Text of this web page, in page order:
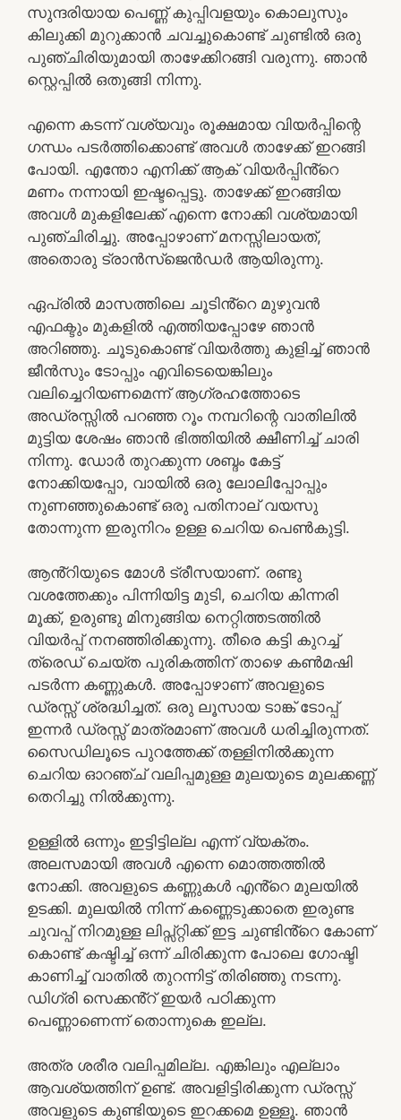
സുന്ദരിയായ പെണ്ണ് കുപ്പിവളയും കൊലുസും
കിലുക്കി മുറുക്കാൻ ചവച്ചുകൊണ്ട് ചുണ്ടിൽ ഒരു
പുഞ്ചിരിയുമായി താഴേക്കിറങ്ങി വരുന്നു. ഞാൻ
സ്റ്റെപ്പിൽ ഒതുങ്ങി നിന്നു.
എന്നെ കടന്ന് വശ്യവും രൂക്ഷമായ വിയർപ്പിന്റെ
ഗന്ധം പടർത്തിക്കൊണ്ട് അവൾ താഴേക്ക് ഇറങ്ങി
പോയി. എന്തോ എനിക്ക് ആക് വിയർപ്പിൻ്റെ
മണം നന്നായി ഇഷ്ടപ്പെട്ടു. താഴേക്ക് ഇറങ്ങിയ
അവൾ മുകളിലേക്ക് എന്നെ നോക്കി വശ്യമായി
പുഞ്ചിരിച്ചു. അപ്പോഴാണ് മനസ്സിലായത്,
അതൊരു ട്രാൻസ്ജെൻഡർ ആയിരുന്നു.
ഏപ്രിൽ മാസത്തിലെ ചൂടിൻ്റെ മുഴുവൻ
എഫക്ടും മുകളിൽ എത്തിയപ്പോഴേ ഞാൻ
അറിഞ്ഞു. ചൂടുകൊണ്ട് വിയർത്തു കുളിച്ച് ഞാൻ
ജീൻസും ടോപ്പും എവിടെയെങ്കിലും
വലിച്ചെറിയണമെന്ന് ആഗ്രഹത്തോടെ
അഡ്രസ്സിൽ പറഞ്ഞ റൂം നമ്പറിന്റെ വാതിലിൽ
മുട്ടിയ ശേഷം ഞാൻ ഭിത്തിയിൽ ക്ഷീണിച്ച് ചാരി
നിന്നു. ഡോർ തുറക്കുന്ന ശബ്ദം കേട്ട്
നോക്കിയപ്പോ, വായിൽ ഒരു ലോലിപ്പോപ്പും
നുണഞ്ഞുകൊണ്ട് ഒരു പതിനാല് വയസു
തോന്നുന്ന ഇരുനിറം ഉള്ള ചെറിയ പെൺകുട്ടി.
ആൻ്റിയുടെ മോൾ ട്രീസയാണ്. രണ്ടു
വശത്തേക്കും പിന്നിയിട്ട മുടി, ചെറിയ കിന്നരി
മൂക്ക്, ഉരുണ്ടു മിനുങ്ങിയ നെറ്റിത്തടത്തിൽ
വിയർപ്പ് നനഞ്ഞിരിക്കുന്നു. തീരെ കട്ടി കുറച്ച്
ത്രെഡ് ചെയ്ത പുരികത്തിന് താഴെ കൺമഷി
പടർന്ന കണ്ണുകൾ. അപ്പോഴാണ് അവളുടെ
ഡ്രസ്സ് ശ്രദ്ധിച്ചത്. ഒരു ലൂസായ ടാങ്ക് ടോപ്പ്
ഇന്നർ ഡ്രസ്സ് മാത്രമാണ് അവൾ ധരിച്ചിരുന്നത്.
സൈഡിലൂടെ പുറത്തേക്ക് തള്ളിനിൽക്കുന്ന
ചെറിയ ഓറഞ്ച് വലിപ്പമുള്ള മുലയുടെ മുലക്കണ്ണ്
തെറിച്ചു നിൽക്കുന്നു.
ഉള്ളിൽ ഒന്നും ഇട്ടിട്ടില്ല എന്ന് വ്യക്തം.
അലസമായി അവൾ എന്നെ മൊത്തത്തിൽ
നോക്കി. അവളുടെ കണ്ണുകൾ എൻ്റെ മുലയിൽ
ഉടക്കി. മുലയിൽ നിന്ന് കണ്ണെടുക്കാതെ ഇരുണ്ട
ചുവപ്പ് നിറമുള്ള ലിപ്സ്റ്റിക്ക് ഇട്ട ചുണ്ടിൻ്റെ കോണ്
കൊണ്ട് കഷ്ടിച്ച് ഒന്ന് ചിരിക്കുന്ന പോലെ ഗോഷ്ടി
കാണിച്ച് വാതിൽ തുറന്നിട്ട് തിരിഞ്ഞു നടന്നു.
ഡിഗ്രി സെക്കൻ്റ് ഇയർ പഠിക്കുന്ന
പെണ്ണാണെന്ന് തൊന്നുകെ ഇല്ല.
അത്ര ശരീര വലിപ്പമില്ല. എങ്കിലും എല്ലാം
ആവശ്യത്തിന് ഉണ്ട്. അവളിട്ടിരിക്കുന്ന ഡ്രസ്സ്
അവളുടെ കുണ്ടിയുടെ ഇറക്കമെ ഉള്ളൂ. ഞാൻ